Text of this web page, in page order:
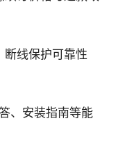
断线保护可靠性
、安装指南等能